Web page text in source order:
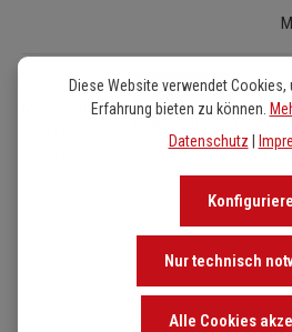
Bildergalerie überspringenOB 14670-23
4 Seiten / 25 x 32 cm /
Diese Website verwendet
Erfahrung bieten zu können.
Datenschutz |
Nur technisch
Alle Cookies